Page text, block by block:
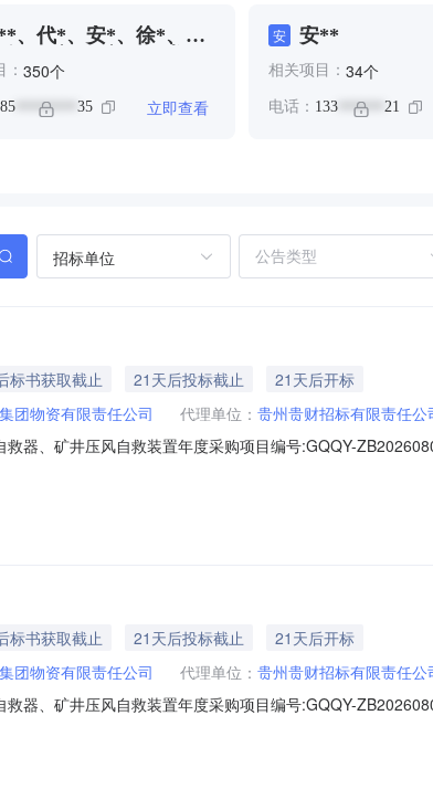
、代*、安*、徐*、杨
350个
******** 35 立即查看
安 安**
相关项目： 34个
电话： 133 ****** 21
招标单位
标书获取截止 21天后投标截止
21天后开标
团物资有限责任公司 代理单位： 贵州贵财招标有限责任公
器、矿井压风自救装置年度采购项目编号:GQQY-
A包；物资名称：隔绝式压缩氧气自救器；规格型号：
标书获取截止 21天后投标截止
21天后开标
团物资有限责任公司 代理单位： 贵州贵财招标有限责任公
器、矿井压风自救装置年度采购项目编号:GQQY-
A包；物资名称：隔绝式压缩氧气自救器；规格型号：